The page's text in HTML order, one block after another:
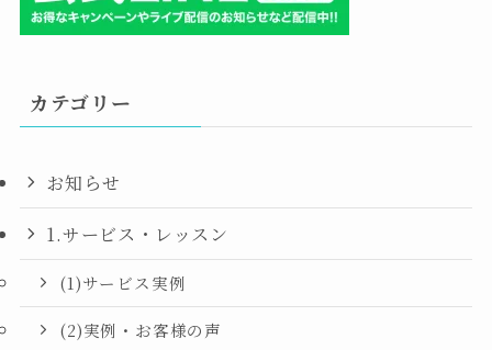
カテゴリー
お知らせ
1.サービス・レッスン
(1)サービス実例
(2)実例・お客様の声